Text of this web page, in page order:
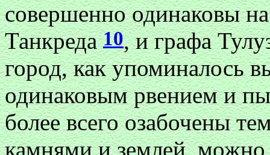
совершенно одинаковы
Танкреда10, и графа
город, как упоминалось
одинаковым рвением и
более всего озабочены
камнями и землей,